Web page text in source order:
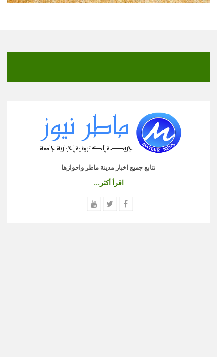
نتابع جميع اخبار مدينة ماطر واحوازها
اقرأ أكثر...